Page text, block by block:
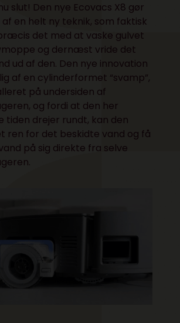
slut! Den nye Ecovacs X8 gør
en helt ny teknik, som faktisk
det med at vaske gulvet
og dernæst vride det
ud af den. Den nye innovation
af en cylinderformet “svamp”,
på undersiden af
og fordi at den her
tiden drejer rundt, kan den
ren for det beskidte vand og få
på sig direkte fra selve